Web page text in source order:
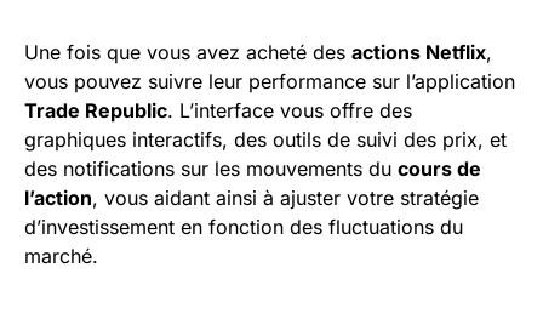
Une fois que vous avez acheté des actions Netflix,
vous pouvez suivre leur performance sur l’application
Trade Republic. L’interface vous offre des
graphiques interactifs, des outils de suivi des prix, et
des notifications sur les mouvements du cours de
l’action, vous aidant ainsi à ajuster votre stratégie
d’investissement en fonction des fluctuations du
marché.